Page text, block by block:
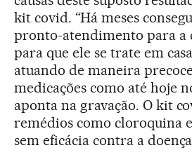
kit covid. “Há meses
pronto-atendimento para a
para que ele se trate em
atuando de maneira
medicações como até hoje
aponta na gravação. O kit
remédios como cloroquina
sem eficácia contra a